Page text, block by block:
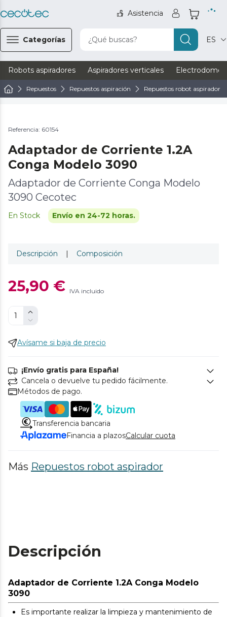
Asistencia
Categorías ¿Qué buscas? ES
Robots aspiradores Aspiradores verticales
Repuestos Repuestos aspiración Repuestos robot aspirador
Referencia: 60154
Adaptador de Corriente 1.2A
Conga Modelo 3090
Adaptador de Corriente Conga Modelo
3090 Cecotec
En Stock Envío en 24-72 horas.
Descripción | Composición
25,90 € IVA incluido
Avísame si baja de precio
¡Envío gratis para España!
Cancela o devuelve tu pedido fácilmente.
Métodos de pago.
Transferencia bancaria
Financia a plazosCalcular cuota
Más Repuestos robot aspirador
Descripción
Adaptador de Corriente 1.2A Conga Modelo
3090
Es importante realizar la limpieza y mantenimiento de